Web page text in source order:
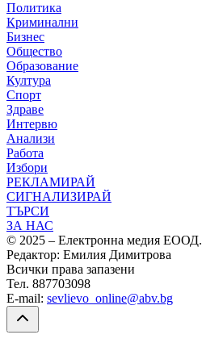
Политика
Криминални
Бизнес
Общество
Образование
Култура
Спорт
Здраве
Интервю
Анализи
Работа
Избори
РЕКЛАМИРАЙ
СИГНАЛИЗИРАЙ
ТЪРСИ
ЗА НАС
© 2025 – Електронна медия ЕООД.
Редактор: Емилия Димитрова
Всички права запазени
Тел. 887703098
E-mail: sevlievo_online@abv.bg